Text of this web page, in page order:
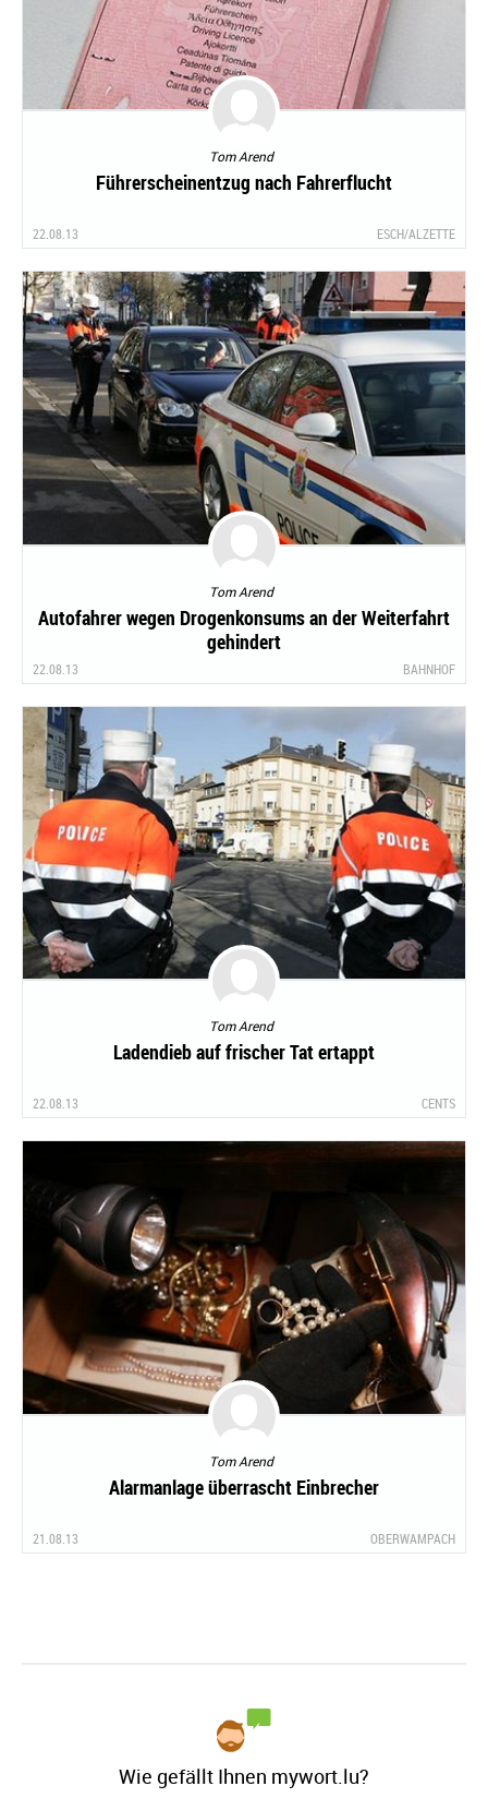
Tom Arend
Führerscheinentzug nach Fahrerflucht
22.08.13 ESCH/ALZETTE
Tom Arend
Autofahrer wegen Drogenkonsums an der Weiterfahrt
gehindert
22.08.13 BAHNHOF
Tom Arend
Ladendieb auf frischer Tat ertappt
22.08.13 CENTS
Tom Arend
Alarmanlage überrascht Einbrecher
21.08.13 OBERWAMPACH
Wie gefällt Ihnen mywort.lu?